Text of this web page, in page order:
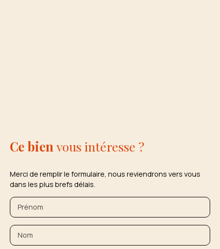
Ce bien vous intéresse ?
Merci de remplir le formulaire, nous reviendrons vers vous
dans les plus brefs délais.
Prénom
Nom